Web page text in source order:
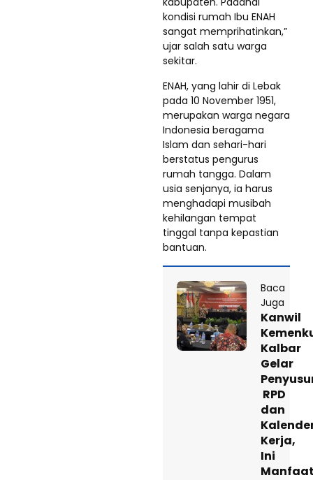
kondisi rumah Ibu ENAH
sangat memprihatinkan,”
ujar salah satu warga
sekitar.
ENAH, yang lahir di Lebak
pada 10 November 1951,
merupakan warga negara
Indonesia beragama
Islam dan sehari-hari
berstatus pengurus
rumah tangga. Dalam
usia senjanya, ia harus
menghadapi musibah
kehilangan tempat
tinggal tanpa kepastian
bantuan.
Baca
Juga
Kanwil
Kalbar
Gelar
RPD
dan
Kerja,
Ini